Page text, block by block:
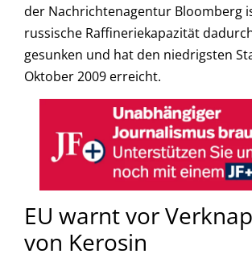
der Nachrichtenagentur Bloomberg
russische Raffineriekapazität
gesunken und hat den niedrigsten
Oktober 2009 erreicht.
EU warnt vor
von Kerosin